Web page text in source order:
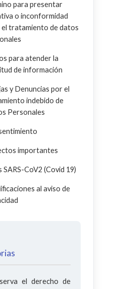
para presentar
o inconformidad
el tratamiento de datos
para atender la
de información
y Denuncias por el
indebido de
Personales
importantes
SARS-CoV2 (Covid 19)
al aviso de
el derecho de